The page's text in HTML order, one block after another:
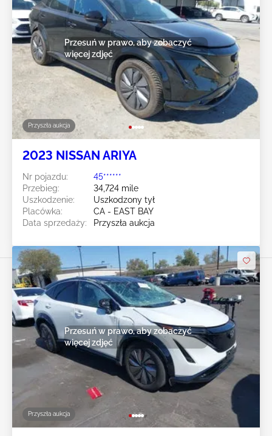
Przyszła aukcja
Przesuń w prawo, aby zobaczyć
więcej zdjęć
2023 NISSAN ARIYA
Nr pojazdu:
45******
Przebieg:
34,724 mile
Uszkodzenie:
Uszkodzony tył
Placówka:
CA - EAST BAY
Data sprzedaży:
Przyszła aukcja
Przyszła aukcja
Przesuń w prawo, aby zobaczyć
więcej zdjęć